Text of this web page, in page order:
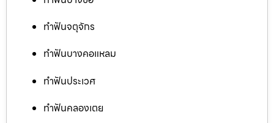
ทำฟันจตุจักร
ทำฟันบางคอแหลม
ทำฟันประเวศ
ทำฟันคลองเตย